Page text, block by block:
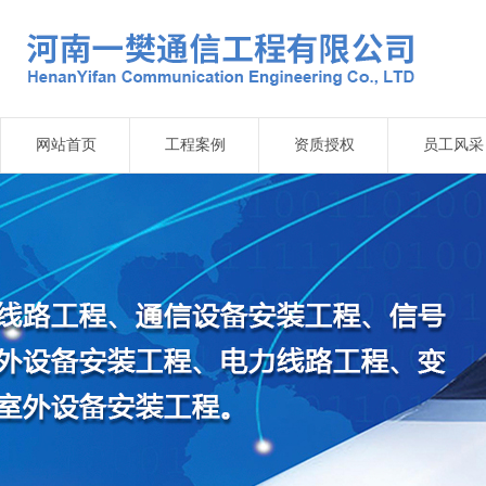
网站首页 工程案例 资质授权 员工风采